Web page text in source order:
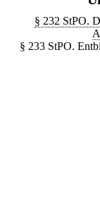
§ 232 StPO.
§ 233 StPO.